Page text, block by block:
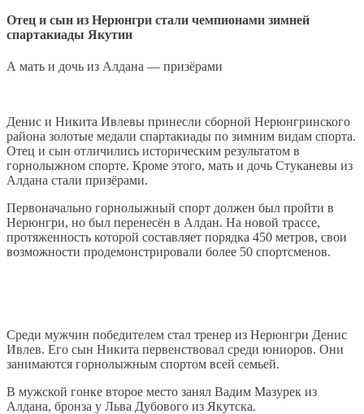
Отец и сын из Нерюнгри стали чемпионами зимней
спартакиады Якутии
А мать и дочь из Алдана — призёрами
Денис и Никита Ивлевы принесли сборной Нерюнгринского
района золотые медали спартакиады по зимним видам спорта.
Отец и сын отличились историческим результатом в
горнолыжном спорте. Кроме этого, мать и дочь Стуканевы из
Алдана стали призёрами.
Первоначально горнолыжный спорт должен был пройти в
Нерюнгри, но был перенесён в Алдан. На новой трассе,
протяженность которой составляет порядка 450 метров, свои
возможности продемонстрировали более 50 спортсменов.
Среди мужчин победителем стал тренер из Нерюнгри Денис
Ивлев. Его сын Никита первенствовал среди юниоров. Они
занимаются горнолыжным спортом всей семьей.
В мужской гонке второе место занял Вадим Мазурек из
Алдана, бронза у Льва Дубового из Якутска.